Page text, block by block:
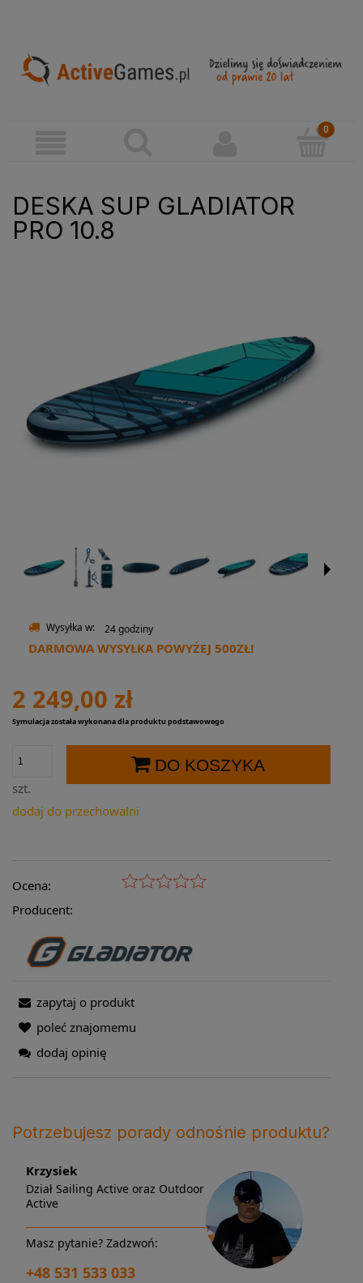
DESKA SUP GLADIATOR
PRO 10.8
Wysyłka w: 24 godziny
DARMOWA WYSYŁKA POWYŻEJ 500ZŁ!
2 249,00 zł
Symulacja została wykonana dla produktu podstawowego
szt.
DO KOSZYKA
dodaj do przechowalni
Ocena:
Producent:
zapytaj o produkt
poleć znajomemu
dodaj opinię
Potrzebujesz porady odnośnie produktu?
Krzysiek
Dział Sailing Active oraz Outdoor
Active
Masz pytanie? Zadzwoń:
+48 531 533 033